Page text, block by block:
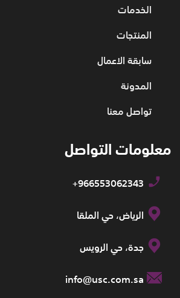
الخدمات
المنتجات
سابقة الاعمال
المدونة
تواصل معنا
معلومات التواصل
+966553062343
الرياض، حي الملقا
جدة، حي الرويس
info@usc.com.sa